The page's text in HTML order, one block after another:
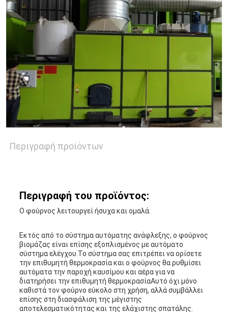
ΜΥΣΤΙΚΌΤΗΤΑΣ
Περιγραφή προϊόντων
Περιγραφή του προϊόντος:
Ο φούρνος λειτουργεί ήσυχα και ομαλά.
Εκτός από το σύστημα αυτόματης ανάφλεξης, ο φούρνος
βιομάζας είναι επίσης εξοπλισμένος με αυτόματο
σύστημα ελέγχου.Το σύστημα σας επιτρέπει να ορίσετε
την επιθυμητή θερμοκρασία και ο φούρνος θα ρυθμίσει
αυτόματα την παροχή καυσίμου και αέρα για να
διατηρήσει την επιθυμητή θερμοκρασίαΑυτό όχι μόνο
καθιστά τον φούρνο εύκολο στη χρήση, αλλά συμβάλλει
επίσης στη διασφάλιση της μέγιστης
αποτελεσματικότητας και της ελάχιστης σπατάλης.